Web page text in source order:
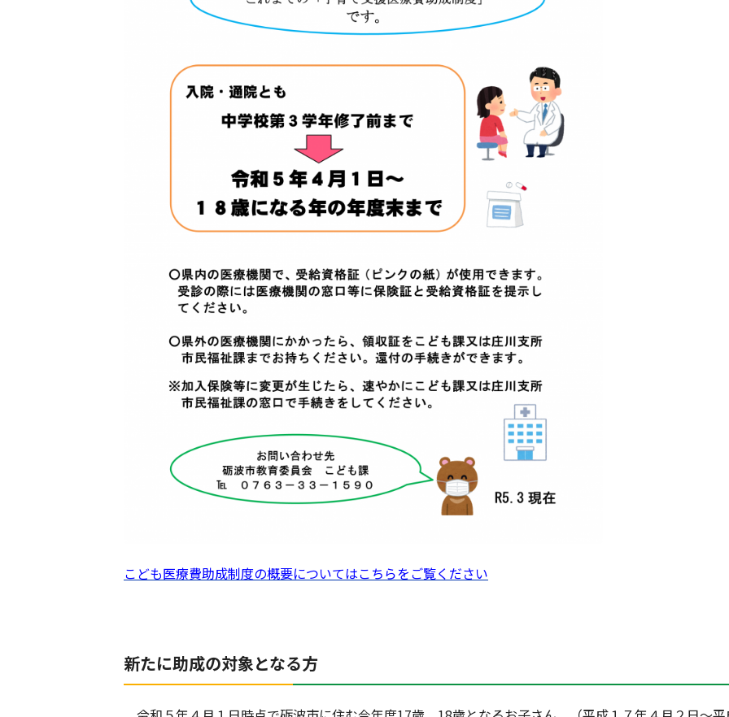
こども医療費助成制度の概要についてはこちらをご覧ください
新たに助成の対象となる方